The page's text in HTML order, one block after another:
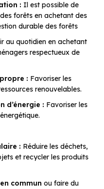
: Il est possible de
forêts en achetant des
durable des forêts
au quotidien en achetant
respectueux de
: Favoriser les
renouvelables.
d’énergie : Favoriser les
: Réduire les déchets,
et recycler les produits
commun ou faire du